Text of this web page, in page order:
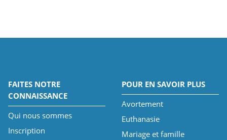
FAITES NOTRE
CONNAISSANCE
Qui nous sommes
Inscription
POUR EN SAVOIR PLUS
Avortement
Euthanasie
Mariage et famille